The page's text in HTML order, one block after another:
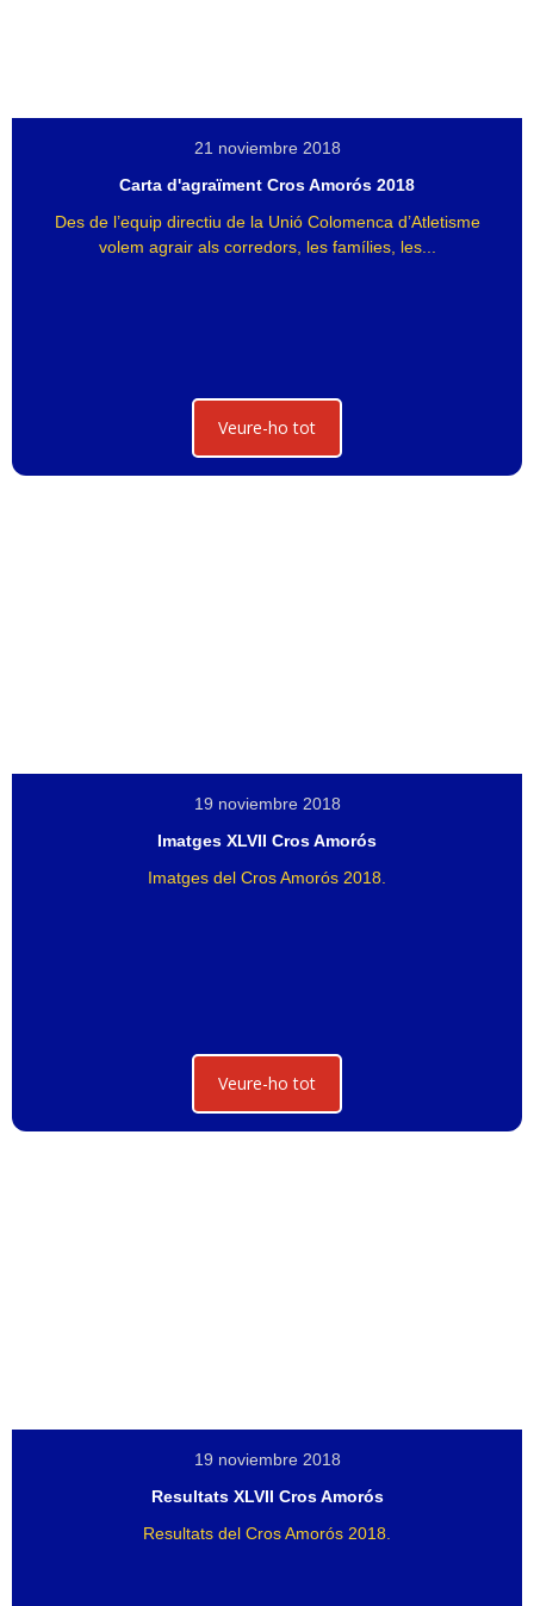
21 noviembre 2018
Carta d'agraïment Cros Amorós 2018
Des de l’equip directiu de la Unió Colomenca d’Atletisme
volem agrair als corredors, les famílies, les...
Veure-ho tot
19 noviembre 2018
Imatges XLVII Cros Amorós
Imatges del Cros Amorós 2018.
Veure-ho tot
19 noviembre 2018
Resultats XLVII Cros Amorós
Resultats del Cros Amorós 2018.